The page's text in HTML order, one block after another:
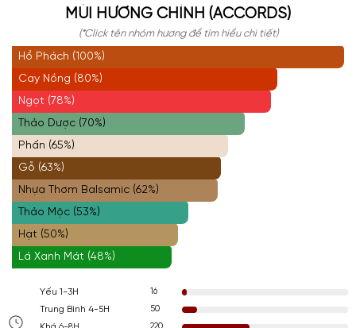
MÙI HƯƠNG CHÍNH (ACCORDS)
(*Click tên nhóm hương để tìm hiểu chi tiết)
Hổ Phách (100%)
Cay Nồng (80%)
Ngọt (78%)
Thảo Dược (70%)
Phấn (65%)
Gỗ (63%)
Nhựa Thơm Balsamic (62%)
Thảo Mộc (53%)
Hạt (50%)
Lá Xanh Mát (48%)
Yếu 1-3H
16
Trung Bình 4-5H
50